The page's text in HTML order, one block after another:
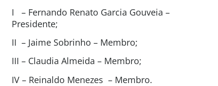
I – Fernando Renato Garcia Gouveia –
Presidente;
II – Jaime Sobrinho – Membro;
III – Claudia Almeida – Membro;
IV – Reinaldo Menezes – Membro.